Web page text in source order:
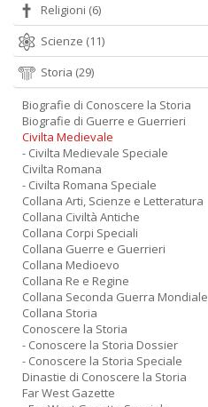
Religioni (6)
Scienze (11)
Storia (29)
Biografie di Conoscere la Storia
Biografie di Guerre e Guerrieri
Civilta Medievale
- Civilta Medievale Speciale
Civilta Romana
- Civilta Romana Speciale
Collana Arti, Scienze e Letteratura
Collana Civiltà Antiche
Collana Corpi Speciali
Collana Guerre e Guerrieri
Collana Medioevo
Collana Re e Regine
Collana Seconda Guerra Mondiale
Collana Storia
Conoscere la Storia
- Conoscere la Storia Dossier
- Conoscere la Storia Speciale
Dinastie di Conoscere la Storia
Far West Gazette